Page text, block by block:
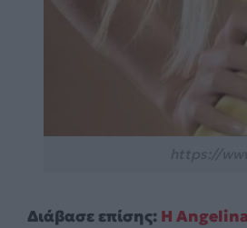
Διάβασε επίσης: Η Angelina